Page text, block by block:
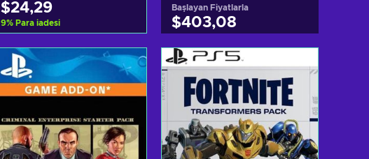
$24,29
9% Para iadesi
Sepete ekle
Teklifleri görüntüle
Başlayan Fiyatlarla
$403,08
Sepete ekle
Teklifleri görüntüle